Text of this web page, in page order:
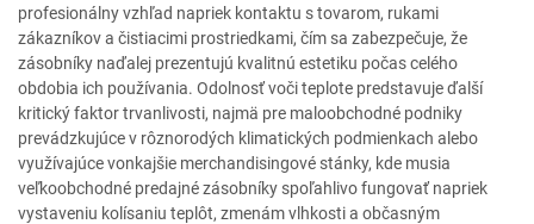
profesionálny vzhľad napriek kontaktu s tovarom, rukami
zákazníkov a čistiacimi prostriedkami, čím sa zabezpečuje, že
zásobníky naďalej prezentujú kvalitnú estetiku počas celého
obdobia ich používania. Odolnosť voči teplote predstavuje ďalší
kritický faktor trvanlivosti, najmä pre maloobchodné podniky
prevádzkujúce v rôznorodých klimatických podmienkach alebo
využívajúce vonkajšie merchandisingové stánky, kde musia
veľkoobchodné predajné zásobníky spoľahlivo fungovať napriek
vystaveniu kolísaniu teplôt, zmenám vlhkosti a občasným